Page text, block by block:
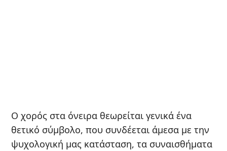
Ο χορός στα όνειρα θεωρείται γενικά ένα
θετικό σύμβολο, που συνδέεται άμεσα με την
ψυχολογική μας κατάσταση, τα συναισθήματα